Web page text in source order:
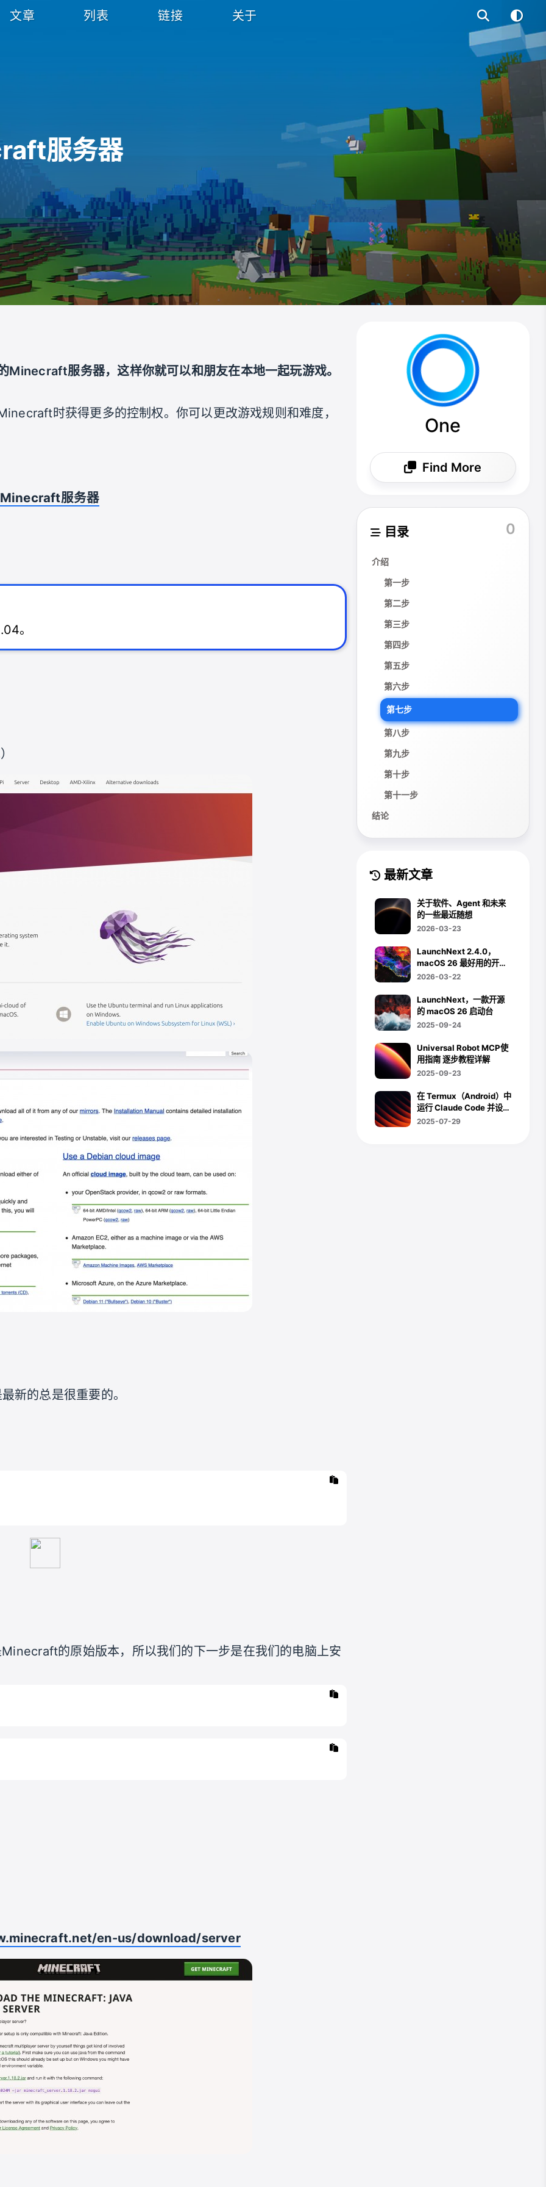
文章 列表 链接 关于
服务器
服务器，这样你就可以和朋友在本地一起玩游戏。
时获得更多的控制权。你可以更改游戏规则和难度，
服务器
。
新的总是很重要的。
的原始版本，所以我们的下一步是在我们的电脑上安
en-us/download/server
One
Find More
目录 0
介绍
第一步
第二步
第三步
第四步
第五步
第六步
第七步
第八步
第九步
第十步
第十一步
结论
最新文章
关于软件、Agent 和未来
的一些最近随想
2026-03-23
LaunchNext 2.4.0，
macOS 26 最好用的开源
Launchpad，现已支持触
App 卸载集成
2026-03-22
LaunchNext，一款开源
的 macOS 26 启动台
2025-09-24
Universal Robot MCP使
用指南 逐步教程详解
2025-09-23
在 Termux（Android）中
运行 Claude Code 并设置
Claude Code Router
2025-07-29